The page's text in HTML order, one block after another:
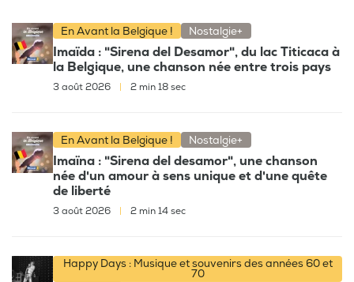
En Avant la Belgique ! Nostalgie+
Imaïda : "Sirena del Desamor", du lac Titicaca à
la Belgique, une chanson née entre trois pays
3 août 2026 2 min 18 sec
En Avant la Belgique ! Nostalgie+
Imaïna : "Sirena del desamor", une chanson
née d'un amour à sens unique et d'une quête
de liberté
3 août 2026 2 min 14 sec
Happy Days : Musique et souvenirs des années 60 et
70